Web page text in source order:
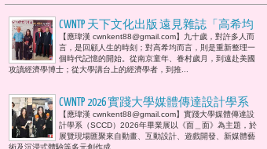
CWNTP 天下文化出版 遠見雜誌「高希均
回憶錄」新書發布會：從「天下哪有白
吃午餐」到「和平幸福」胡寶莉「他們
用一生的歲月，給我們上了一堂關於承
【應瑋漢 cwnkent88@gmail.com】九十歲，對許多人而
言，是回顧人生的時刻；對高希均而言，則是重新整理一
個時代記憶的開始。從南京童年、眷村歲月，到遠赴美國
攻讀經濟學博士；從大學講台上的經濟學者，到推...
CWNTP 2026 實踐大學媒體傳達設計學系
（SCCD）畢業展 在「面」對「面」之間
胡寶莉看見新世代莊為丞與連浡崴的創
【應瑋漢 cwnkent88@gmail.com】實踐大學媒體傳達設
計學系（SCCD）2026年畢業展以《面＿面》為主題，於
展覽現場匯聚來自動畫、互動設計、遊戲開發、新媒體藝
術及沉浸式體驗等多元創作成...